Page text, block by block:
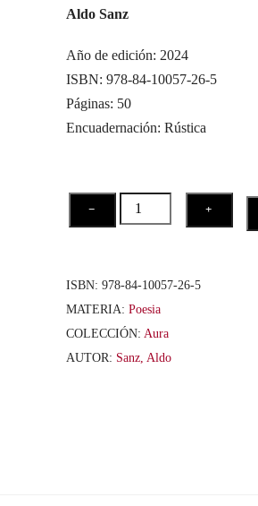
a
r
d
o
c
o
5
Aldo Sanz
Año de edición: 2024
ISBN: 978-84-10057-26-5
Páginas: 50
Encuadernación: Rústica
−
azar
(+
+
ISBN:978-84-10057-26-5
MATERIA:Poesia
COLECCIÓN: Aura
AUTOR: Sanz, Aldo